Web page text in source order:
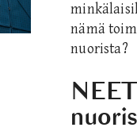
nämä
nuorista?